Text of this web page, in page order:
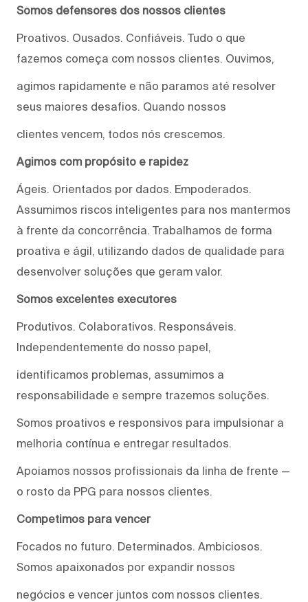
Somos defensores dos nossos clientes
Proativos. Ousados. Confiáveis. Tudo o que
fazemos começa com nossos clientes. Ouvimos,
agimos rapidamente e não paramos até resolver
seus maiores desafios. Quando nossos
clientes vencem, todos nós crescemos.
Agimos com propósito e rapidez
Ágeis. Orientados por dados. Empoderados.
Assumimos riscos inteligentes para nos mantermos
à frente da concorrência. Trabalhamos de forma
proativa e ágil, utilizando dados de qualidade para
desenvolver soluções que geram valor.
Somos excelentes executores
Produtivos. Colaborativos. Responsáveis.
Independentemente do nosso papel,
identificamos problemas, assumimos a
responsabilidade e sempre trazemos soluções.
Somos proativos e responsivos para impulsionar a
melhoria contínua e entregar resultados.
Apoiamos nossos profissionais da linha de frente —
o rosto da PPG para nossos clientes.
Competimos para vencer
Focados no futuro. Determinados. Ambiciosos.
Somos apaixonados por expandir nossos
negócios e vencer juntos com nossos clientes.